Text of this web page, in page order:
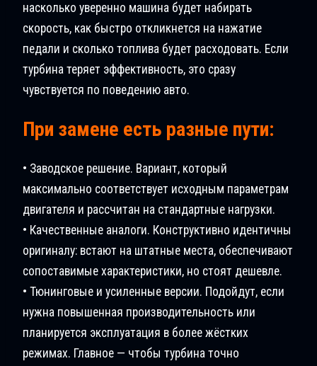
насколько уверенно машина будет набирать
скорость, как быстро откликнется на нажатие
педали и сколько топлива будет расходовать. Если
турбина теряет эффективность, это сразу
чувствуется по поведению авто.
При замене есть разные пути:
• Заводское решение. Вариант, который
максимально соответствует исходным параметрам
двигателя и рассчитан на стандартные нагрузки.
• Качественные аналоги. Конструктивно идентичны
оригиналу: встают на штатные места, обеспечивают
сопоставимые характеристики, но стоят дешевле.
• Тюнинговые и усиленные версии. Подойдут, если
нужна повышенная производительность или
планируется эксплуатация в более жёстких
режимах. Главное — чтобы турбина точно